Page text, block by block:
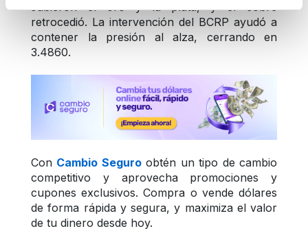
subieron el oro y la plata, y el cobre
retrocedió. La intervención del BCRP ayudó a
contener la presión al alza, cerrando en
3.4860.
Con Cambio Seguro obtén un tipo de cambio
competitivo y aprovecha promociones y
cupones exclusivos. Compra o vende dólares
de forma rápida y segura, y maximiza el valor
de tu dinero desde hoy.